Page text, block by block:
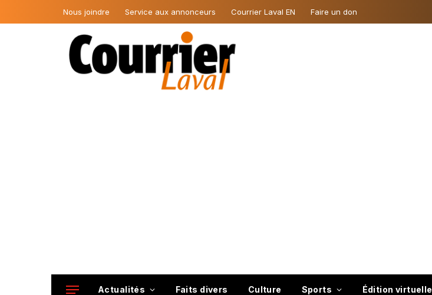
Nous joindre Service aux annonceurs Courrier Laval EN Faire un don
Actualités Faits divers Culture Sports Édition virtuelle